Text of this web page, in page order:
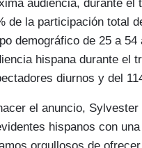
audiencia, durante el
de la participación total
demográfico de 25 a
hispana durante el
diurnos y del
el anuncio,
hispanos con